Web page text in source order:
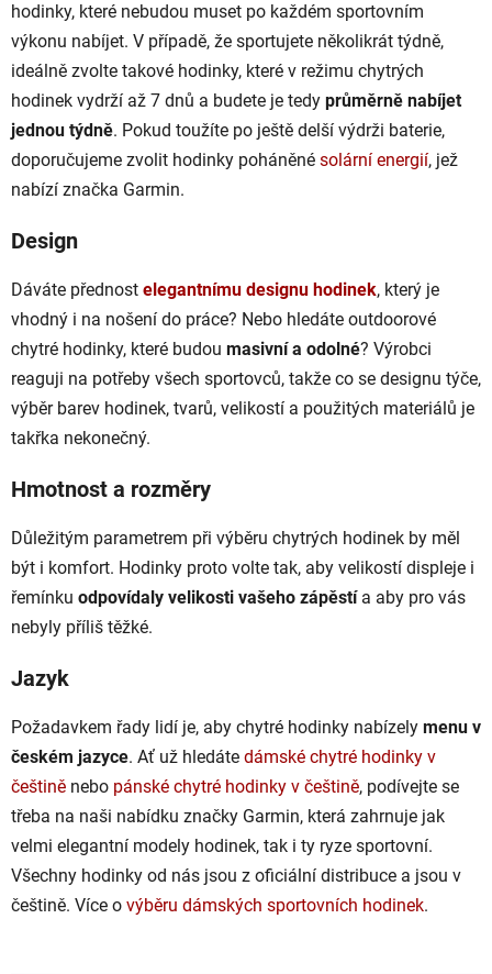
hodinky, které nebudou muset po každém sportovním
výkonu nabíjet. V případě, že sportujete několikrát týdně,
ideálně zvolte takové hodinky, které v režimu chytrých
hodinek vydrží až 7 dnů a budete je tedy průměrně nabíjet
jednou týdně. Pokud toužíte po ještě delší výdrži baterie,
doporučujeme zvolit hodinky poháněné solární energií, jež
nabízí značka Garmin.
Design
Dáváte přednost elegantnímu designu hodinek, který je
vhodný i na nošení do práce? Nebo hledáte outdoorové
chytré hodinky, které budou masivní a odolné? Výrobci
reaguji na potřeby všech sportovců, takže co se designu týče,
výběr barev hodinek, tvarů, velikostí a použitých materiálů je
takřka nekonečný.
Hmotnost a rozměry
Důležitým parametrem při výběru chytrých hodinek by měl
být i komfort. Hodinky proto volte tak, aby velikostí displeje i
řemínku odpovídaly velikosti vašeho zápěstía aby pro vás
nebyly příliš těžké.
Jazyk
Požadavkem řady lidí je, aby chytré hodinky nabízely menu v
českém jazyce. Ať už hledáte dámské chytré hodinky v
češtině nebo pánské chytré hodinky v češtině, podívejte se
třeba na naši nabídku značky Garmin, která zahrnuje jak
velmi elegantní modely hodinek, tak i ty ryze sportovní.
Všechny hodinky od nás jsou z oficiální distribuce a jsou v
češtině. Více o výběru dámských sportovních hodinek.